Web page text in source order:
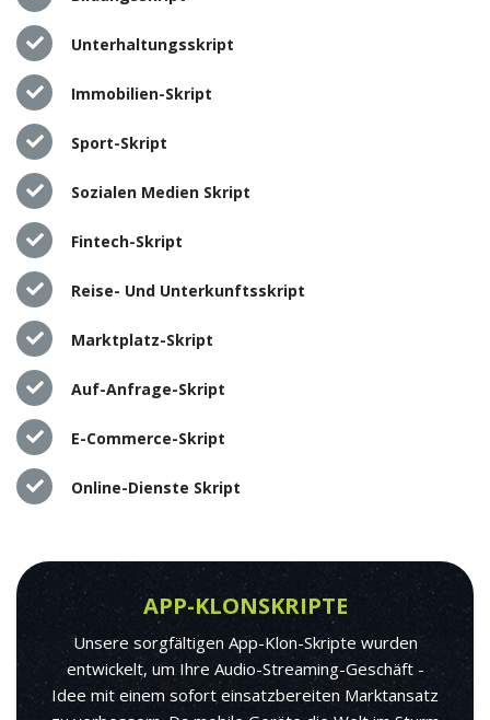
Unterhaltungsskript
Immobilien-Skript
Sport-Skript
Sozialen Medien Skript
Fintech-Skript
Reise- Und Unterkunftsskript
Marktplatz-Skript
Auf-Anfrage-Skript
E-Commerce-Skript
Online-Dienste Skript
APP-KLONSKRIPTE
Unsere sorgfältigen App-Klon-Skripte wurden
entwickelt, um Ihre Audio-Streaming-Geschäft -
Idee mit einem sofort einsatzbereiten Marktansatz